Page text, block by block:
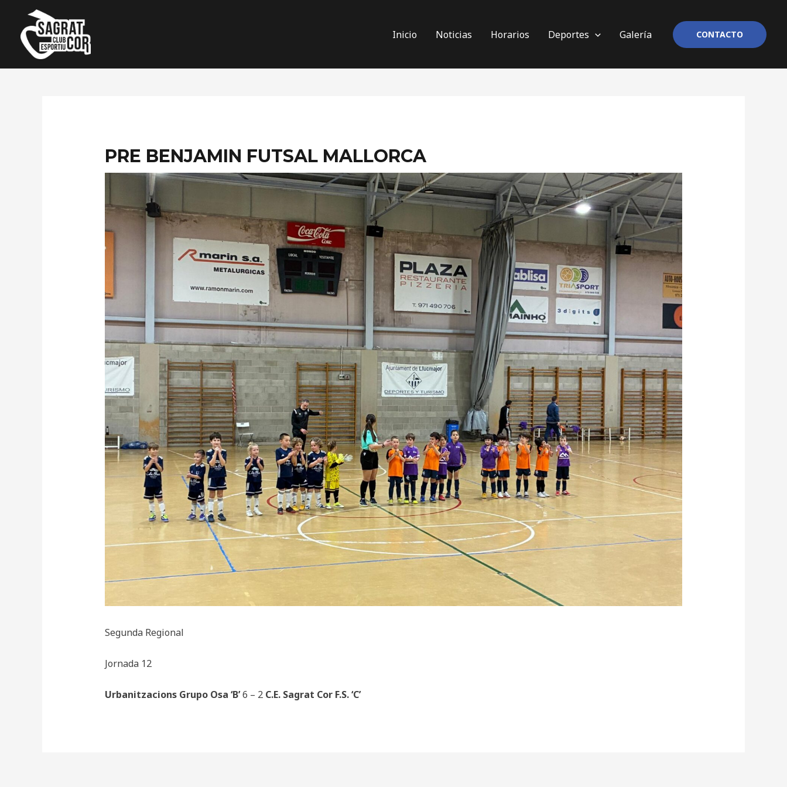
contenido
Inicio Noticias Horarios Deportes Galería CONTACTO
PRE BENJAMIN FUTSAL MALLORCA
Segunda Regional
Jornada 12
Urbanitzacions Grupo Osa ‘B’6 – 2 C.E. Sagrat Cor F.S. ‘C’